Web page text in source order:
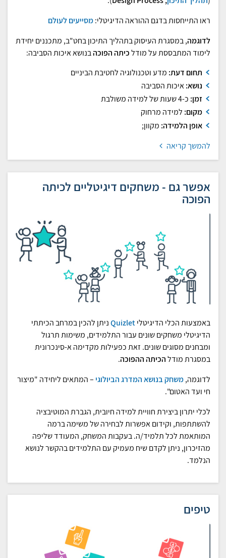
ראו התייחסות בדגם ההוראה הדיגיטלי:מסייעים לעולם
לדוגמה, במסגרת העיסוק בתהליך התיכון בחט"ב, מתכננים יחידת
לימוד המתבססת על מודלכיתה הפוכהבנושא איכות הסביבה:
תחום דעת: מדע וטכנולוגיה לחטיבת הביניים
נושא:איכות הסביבה
זמן: כ-4 שעות של למידה משולבת
מקום: למידה מרחוק
אופן הלמידה: מקוון;
להמשך קריאה
אפשר גם - משחקים דיגיטליים לכיתה
הפוכה
באמצעות הכלי הדיגיטליQuizletניתן להכין במרחב הכיתתי
הדיגיטלי משחקים שונים עבור התלמידים, משימות תרגול
ומבחנים מסוגים שונים. זאת כפעילות מקדימה א-סינכרונית
במסגרת מודלהכיתה ההפוכה.
לדוגמה,משחק בנושא המדרג הביולוגי – המתאים ליחידה "מיצור
חי ועד האטום".
לכלי יתרון ביצירת חוויית למידה חיובית, הגברת המוטיבציה
להשתתפות, וקידום אפשרות לבחירה של משימה ברמה
המותאמת לכל תלמיד/ה. בעקבות המשחק, המעודד שליפה
מהזיכרון, ניתן לקדם שיח מעמיק עם התלמידים בהקשר לנושא
הנלמד.
טיפים